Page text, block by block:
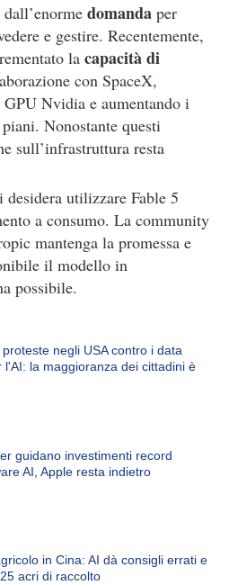
domanda per
e gestire. Recentemente,
la capacità di
con SpaceX,
Nvidia e aumentando i
Nonostante questi
sull’infrastruttura resta
utilizzare Fable 5
a consumo. La community
mantenga la promessa e
il modello in
possibile.
negli USA contro i data
l'AI: la maggioranza dei cittadini è
guidano investimenti record
AI, Apple resta indietro
in Cina: AI dà consigli errati e
acri di raccolto